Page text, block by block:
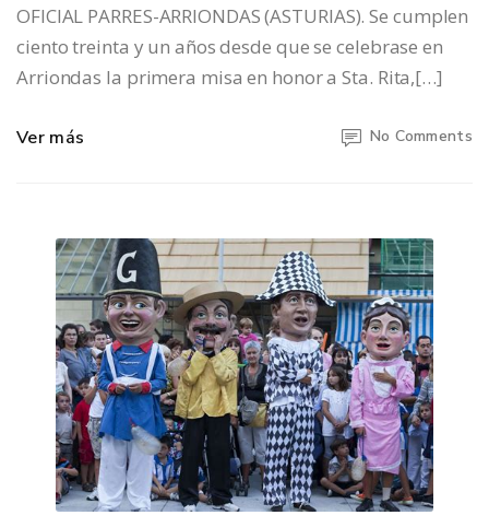
OFICIAL PARRES-ARRIONDAS (ASTURIAS). Se cumplen
ciento treinta y un años desde que se celebrase en
Arriondas la primera misa en honor a Sta. Rita,[…]
Ver más No Comments